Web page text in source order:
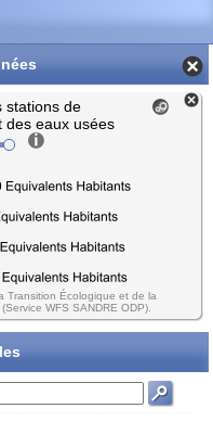
stations de
des eaux usées
Transition Écologique et de la
WFS SANDRE ODP).